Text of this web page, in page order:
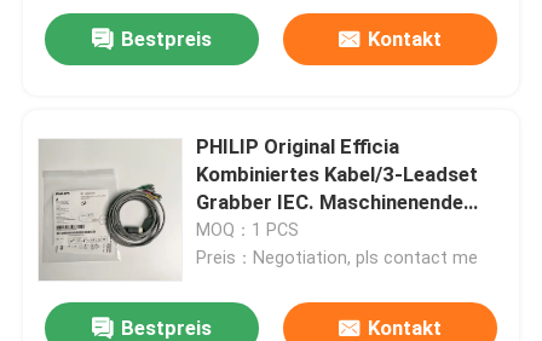
Bestpreis Kontakt
PHILIP Original Efficia
Kombiniertes Kabel/3-Leadset
Grabber IEC. Maschinenende
Runde 12-Pin, Referenz:
989803160741
MOQ：1 PCS
Preis：Negotiation, pls contact me
Bestpreis Kontakt